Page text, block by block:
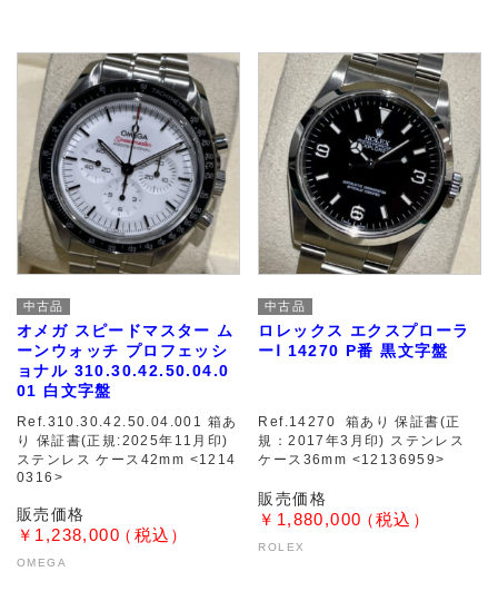
中古品
オメガ スピードマスター ム
ーンウォッチ プロフェッシ
ョナル 310.30.42.50.04.0
01 白文字盤
Ref.310.30.42.50.04.001 箱あ
り 保証書(正規:2025年11月印)
ステンレス ケース42mm <1214
0316>
￥1,238,000
OMEGA
中古品
ロレックス エクスプローラ
ーⅠ 14270 P番 黒文字盤
Ref.14270 箱あり 保証書(正
規：2017年3月印) ステンレス
ケース36mm <12136959>
￥1,880,000
ROLEX